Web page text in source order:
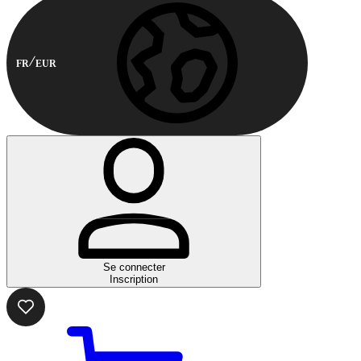
FR EUR
Se connecter
Inscription